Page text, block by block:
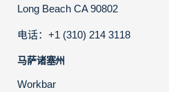
Long Beach CA 90802
电话：+1 (310) 214 3118
马萨诸塞州
Workbar